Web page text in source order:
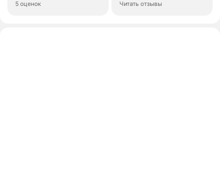
5 оценок Читать отзывы